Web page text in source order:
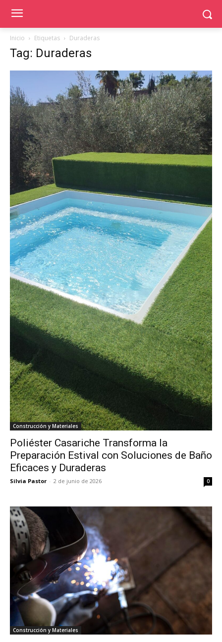
Inicio Etiquetas Duraderas
Tag: Duraderas
Construcción y Materiales
Poliéster Casariche Transforma la
Preparación Estival con Soluciones de Baño
Eficaces y Duraderas
Silvia Pastor - 2 de junio de 2026 0
Construcción y Materiales